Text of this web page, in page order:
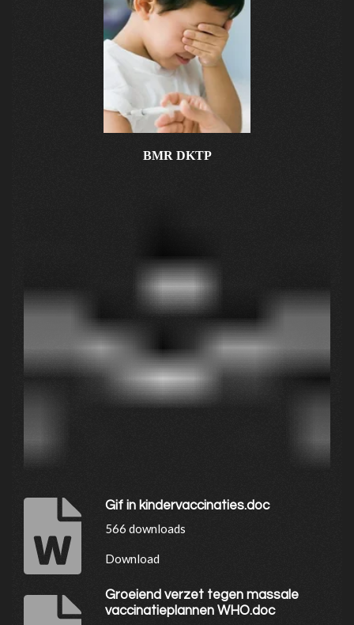
BMR DKTP
Gif in kindervaccinaties.doc
566 downloads
Download
Groeiend verzet tegen massale
vaccinatieplannen WHO.doc